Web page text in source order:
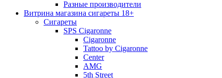
Разные производители
Витрина магазина сигареты 18+
Cигареты
SPS Cigaronne
Сigaronne
Tattoo by Cigaronne
Center
AMG
5th Street